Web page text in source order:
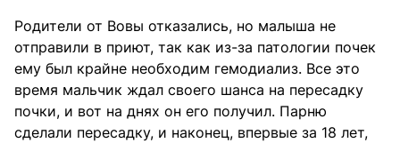
Родители от Вовы отказались, но малыша не
отправили в приют, так как из-за патологии почек
ему был крайне необходим гемодиализ. Все это
время мальчик ждал своего шанса на пересадку
почки, и вот на днях он его получил. Парню
сделали пересадку, и наконец, впервые за 18 лет,